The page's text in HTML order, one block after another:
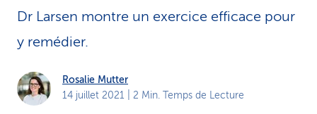
i
Dr Larsen montre un exercice efficace pour
y remédier.
Rosalie Mutter
14 juillet 2021 | 2 Min. Temps de Lecture